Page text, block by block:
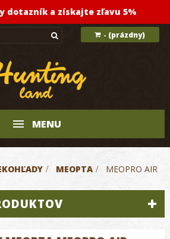
dotazník a získajte zľavu 5%
- (prázdny)
MENU
> MEOPTA > MEOPRO AIR